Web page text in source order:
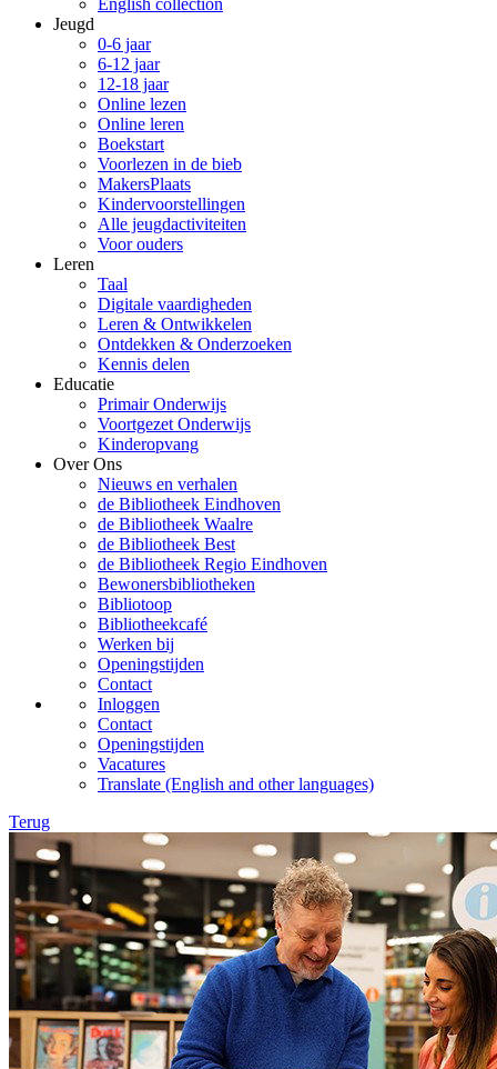
English collection
Jeugd
0-6 jaar
6-12 jaar
12-18 jaar
Online lezen
Online leren
Boekstart
Voorlezen in de bieb
MakersPlaats
Kindervoorstellingen
Alle jeugdactiviteiten
Voor ouders
Leren
Taal
Digitale vaardigheden
Leren & Ontwikkelen
Ontdekken & Onderzoeken
Kennis delen
Educatie
Primair Onderwijs
Voortgezet Onderwijs
Kinderopvang
Over Ons
Nieuws en verhalen
de Bibliotheek Eindhoven
de Bibliotheek Waalre
de Bibliotheek Best
de Bibliotheek Regio Eindhoven
Bewonersbibliotheken
Bibliotoop
Bibliotheekcafé
Werken bij
Openingstijden
Contact
Inloggen
Contact
Openingstijden
Vacatures
Translate (English and other languages)
Terug